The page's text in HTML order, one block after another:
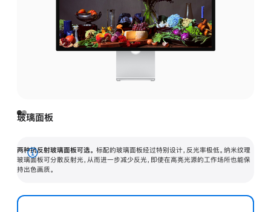
玻璃面板
两种抗反射玻璃面板可选。 标配的玻璃面板经过特别设计，反光率极低。纳米纹理
玻璃面板可分散反射光，从而进一步减少反光，即使在高亮光源的工作场所也能保
持出色画质。
展
开